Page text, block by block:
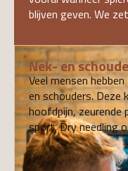
blijven geven. We
Nek- en
Veel mensen
en schouders.
hoofdpijn, zeurende
sport. Dry needling